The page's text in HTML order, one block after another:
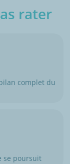
rater
complet du
se poursuit